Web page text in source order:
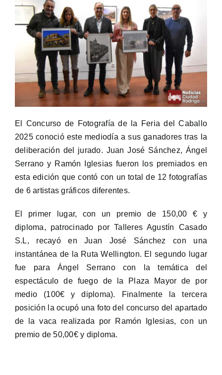
El Concurso de Fotografía de la Feria del Caballo
2025 conoció este mediodía a sus ganadores tras la
deliberación del jurado. Juan José Sánchez, Ángel
Serrano y Ramón Iglesias fueron los premiados en
esta edición que contó con un total de 12 fotografías
de 6 artistas gráficos diferentes.
El primer lugar, con un premio de 150,00 € y
diploma, patrocinado por Talleres Agustín Casado
S.L, recayó en Juan José Sánchez con una
instantánea de la Ruta Wellington. El segundo lugar
fue para Ángel Serrano con la temática del
espectáculo de fuego de la Plaza Mayor de por
medio (100€ y diploma). Finalmente la tercera
posición la ocupó una foto del concurso del apartado
de la vaca realizada por Ramón Iglesias, con un
premio de 50,00€ y diploma.